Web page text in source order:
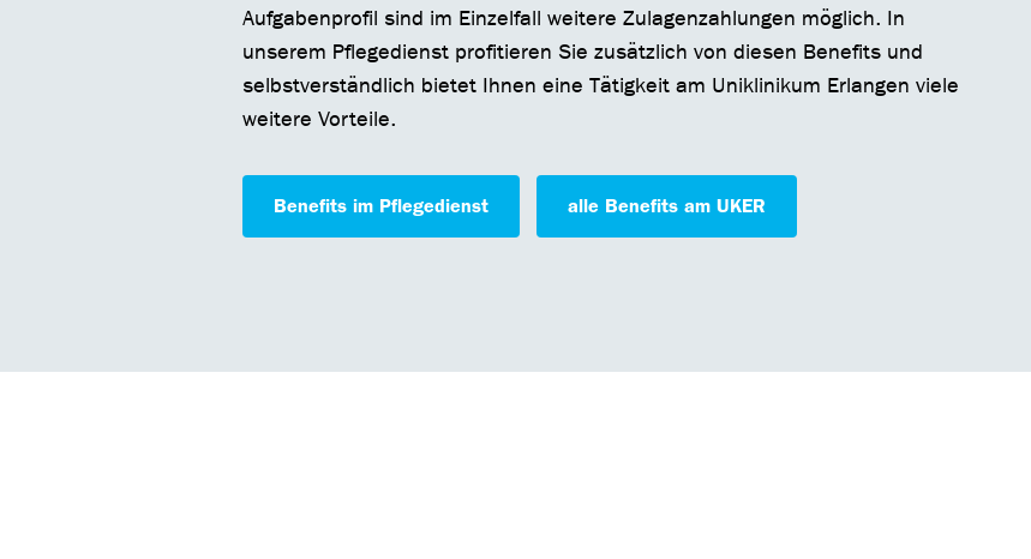
Aufgabenprofil sind im Einzelfall weitere Zulagenzahlungen möglich. In
unserem Pflegedienst profitieren Sie zusätzlich von diesen Benefits und
selbstverständlich bietet Ihnen eine Tätigkeit am Uniklinikum Erlangen viele
weitere Vorteile.
Benefits im Pflegedienst alle Benefits am UKER